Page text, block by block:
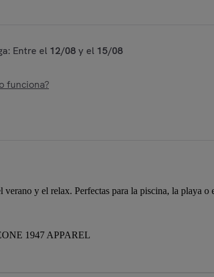
Entre el 12/08y el 15/08
funciona?
verano y el relax. Perfectas para la piscina, la playa o
1947 APPAREL